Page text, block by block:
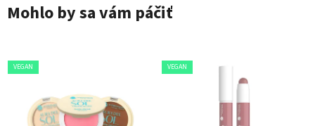
Mohlo by sa vám páčiť
VEGAN VEGAN